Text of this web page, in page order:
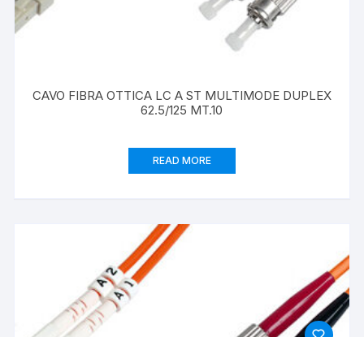
CAVO FIBRA OTTICA LC A ST MULTIMODE DUPLEX
62.5/125 MT.10
READ MORE